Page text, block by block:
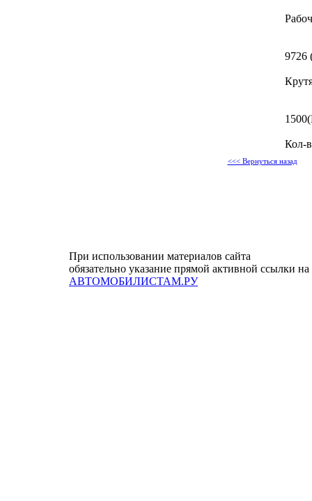
9726
Кол-
<<< Вернуться назад
При использовании материалов сайта
обязательно указание прямой активной ссылки на
АВТОМОБИЛИСТАМ.РУ